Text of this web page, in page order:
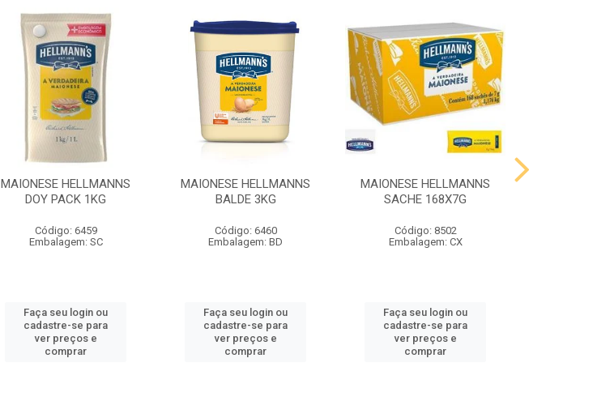
MAIONESE HELLMANNS
DOY PACK 1KG
Código: 6459
Embalagem: SC
Faça seu login ou
cadastre-se para
ver preços e
comprar
MAIONESE HELLMANNS
BALDE 3KG
Código: 6460
Embalagem: BD
Faça seu login ou
cadastre-se para
ver preços e
comprar
MAIONESE HELLMANNS
SACHE 168X7G
Código: 8502
Embalagem: CX
Faça seu login ou
cadastre-se para
ver preços e
comprar